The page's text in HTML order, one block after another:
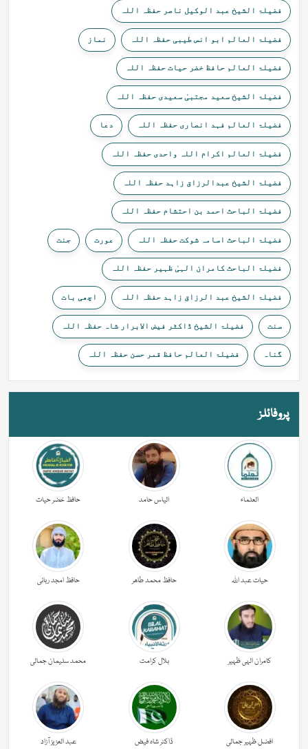
فضیلۃ الشیخ عبد الوکیل ناصر حفظہ اللہ
فضیلۃ العالم ابو انس طیبی حفظہ اللہ نماز
فضیلۃ العالم حافظ خضر حیات حفظہ اللہ
فضیلۃ الشیخ سعید مجتبیٰ سعیدی حفظہ اللہ
فضیلۃ العالم فہد انصاری حفظہ اللہ دعا
فضیلۃ العالم اکرام اللہ واحدی حفظہ اللہ
فضیلۃ الشیخ عبدالرزاق زاہد حفظہ اللہ
فضیلۃ الباحث احمد بن احتشام حفظہ اللہ
فضیلۃ الباحث اسامہ شوکت حفظہ اللہ عورت جنت
فضیلۃ الباحث کامران الہیٰ ظہیر حفظہ اللہ
فضیلۃ الشیخ عبد الرزاق زاہد حفظہ اللہ اچھی بات
سنت فضیلۃ الشیخ ڈاکٹر فیض الابرار شاہ حفظہ اللہ
گناہ فضیلۃ العالم حافظ قمر حسن حفظہ اللہ
پروفائلز
العلماء الیاس حامد حافظ خضر حیات
حیات عبد اللہ حافظ محمد طاھر حافظ امجد ربانی
کامران الہی ظہیر بلال کرامت محمد سلیمان جمالی
افضل ظہیر جمالی ڈاکٹر شاہ فیض عبد العزیز آزاد